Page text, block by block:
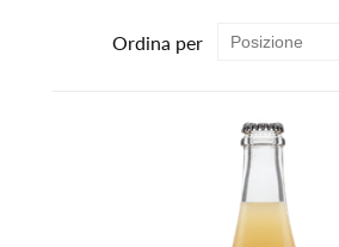
Ordina per